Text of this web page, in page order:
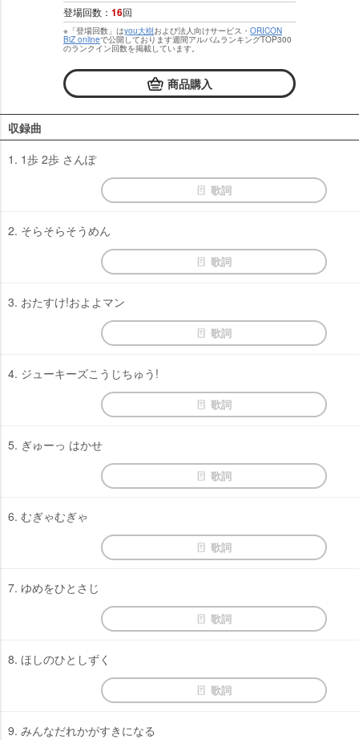
登場回数： 16回
※「登場回数」はyou大樹および法人向けサービス・ ORICON
BiZ onlineで公開しております週間アルバムランキングTOP300
のランクイン回数を掲載しています。
商品購入
収録曲
1. 1歩 2歩 さんぽ
歌詞
2. そらそらそうめん
歌詞
3. おたすけ!およよマン
歌詞
4. ジューキーズこうじちゅう!
歌詞
5. ぎゅーっ はかせ
歌詞
6. むぎゃむぎゃ
歌詞
7. ゆめをひとさじ
歌詞
8. ほしのひとしずく
歌詞
9. みんなだれかがすきになる